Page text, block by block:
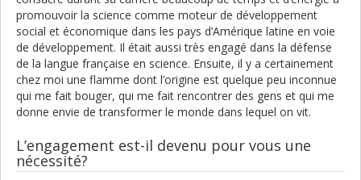
promouvoir la science comme moteur de développement
social et économique dans les pays d’Amérique latine en voie
de développement. Il était aussi très engagé dans la défense
de la langue française en science. Ensuite, il y a certainement
chez moi une flamme dont l’origine est quelque peu inconnue
qui me fait bouger, qui me fait rencontrer des gens et qui me
donne envie de transformer le monde dans lequel on vit.
L’engagement est-il devenu pour vous une
nécessité?